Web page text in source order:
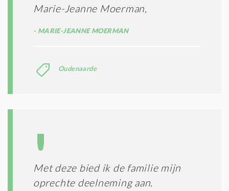
Marie-Jeanne Moerman,
MARIE-JEANNE MOERMAN
Oudenaarde
Met deze bied ik de familie mijn
oprechte deelneming aan.